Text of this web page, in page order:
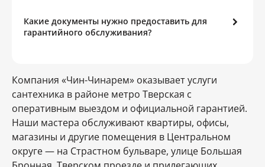
Компания «Чин-Чинарем» оказывает услуги
сантехника в районе метро Тверская с
оперативным выездом и официальной гарантией.
Наши мастера обслуживают квартиры, офисы,
магазины и другие помещения в Центральном
округе — на Страстном бульваре, улице Большая
Какие документы нужно предоставить для
гарантийного обслуживания?